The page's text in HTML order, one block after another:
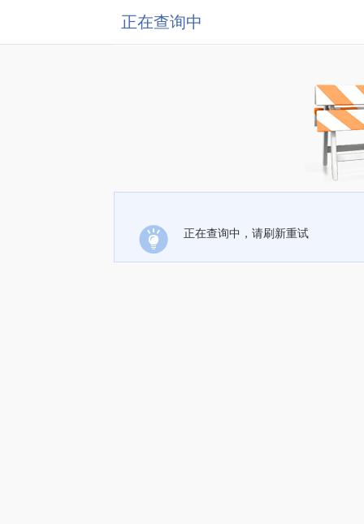
正在查询中
正在查询中，请刷新重试